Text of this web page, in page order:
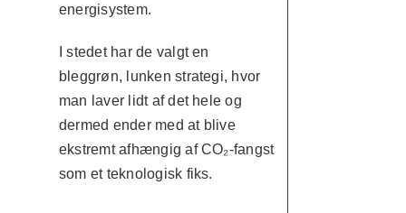
energisystem.
I stedet har de valgt en
bleggrøn, lunken strategi, hvor
man laver lidt af det hele og
dermed ender med at blive
ekstremt afhængig af CO₂-fangst
som et teknologisk fiks.